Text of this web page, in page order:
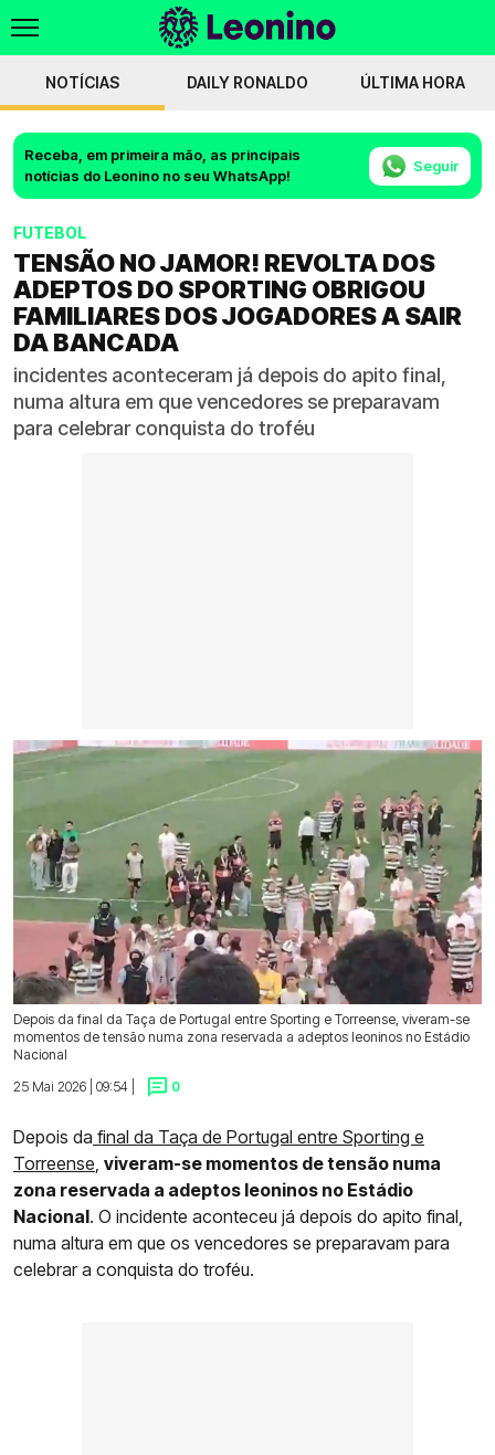
NOTÍCIAS DAILY RONALDO ÚLTIMA HORA
Receba, em primeira mão, as principais
notícias do Leonino no seu WhatsApp!
Seguir
FUTEBOL
TENSÃO NO JAMOR! REVOLTA DOS
ADEPTOS DO SPORTING OBRIGOU
FAMILIARES DOS JOGADORES A SAIR
DA BANCADA
incidentes aconteceram já depois do apito final,
numa altura em que vencedores se preparavam
para celebrar conquista do troféu
Depois da final da Taça de Portugal entre Sporting e Torreense, viveram-se
momentos de tensão numa zona reservada a adeptos leoninos no Estádio
Nacional
25 Mai 2026 | 09:54 |
0
Depois da final da Taça de Portugal entre Sporting e
Torreense, viveram-se momentos de tensão numa
zona reservada a adeptos leoninos no Estádio
Nacional. O incidente aconteceu já depois do apito final,
numa altura em que os vencedores se preparavam para
celebrar a conquista do troféu.